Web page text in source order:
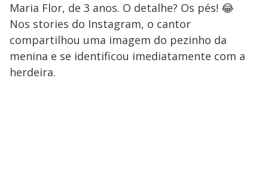
Maria Flor, de 3 anos. O detalhe? Os pés! 😂
Nos stories do Instagram, o cantor
compartilhou uma imagem do pezinho da
menina e se identificou imediatamente com a
herdeira.